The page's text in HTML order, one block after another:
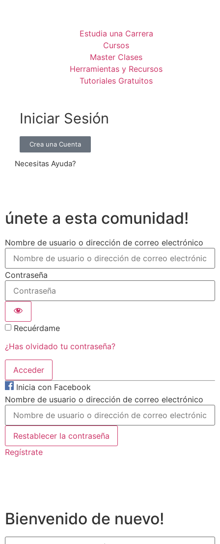
Estudia una Carrera
Cursos
Master Clases
Herramientas y Recursos
Tutoriales Gratuitos
Iniciar Sesión
Crea una Cuenta
Necesitas Ayuda?
únete a esta comunidad!
Nombre de usuario o dirección de correo electrónico
Contraseña
Recuérdame
¿Has olvidado tu contraseña?
Inicia con Facebook
Nombre de usuario o dirección de correo electrónico
Regístrate
Bienvenido de nuevo!